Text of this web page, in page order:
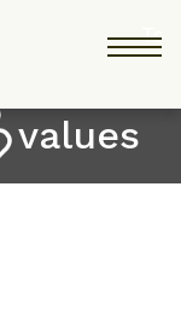
values